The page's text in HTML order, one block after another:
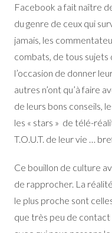
Facebook a fait naître
du genre de ceux qui
jamais, les
combats, de tous
l’occasion de donner
autres n’ont qu’à faire
de leurs bons conseils,
les « stars » de télé-
T.O.U.T. de leur vie …
Ce bouillon de culture
de rapprocher. La
le plus proche sont
que très peu de contact